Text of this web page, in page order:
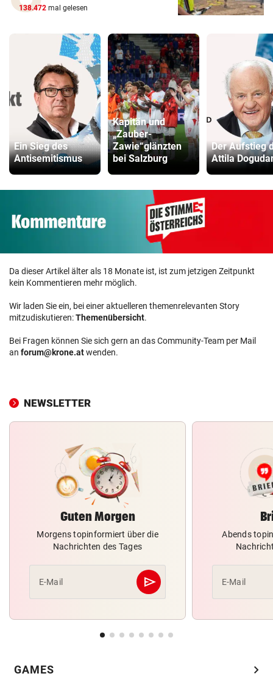
138.472 mal gelesen
Ein Sieg des
Antisemitismus
Kapitän und
„Zauber-
Zawie“glänzten
bei Salzburg
Der Aufstieg
Attila
Da dieser Artikel älter als 18 Monate ist, ist zum jetzigen Zeitpunkt
kein Kommentieren mehr möglich.
Wir laden Sie ein, bei einer aktuelleren themenrelevanten Story
mitzudiskutieren:Themenübersicht.
Bei Fragen können Sie sich gern an das Community-Team per Mail
an forum@krone.atwenden.
NEWSLETTER
Guten Morgen
Morgens topinformiert über die
Nachrichten des Tages
E-Mail send
Abschicken
Abends
E-Mail
GAMES chevron_right